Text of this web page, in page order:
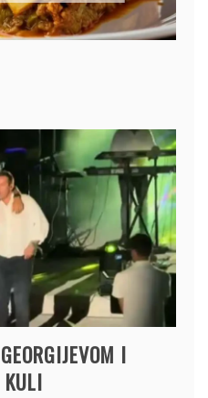
I
KULI